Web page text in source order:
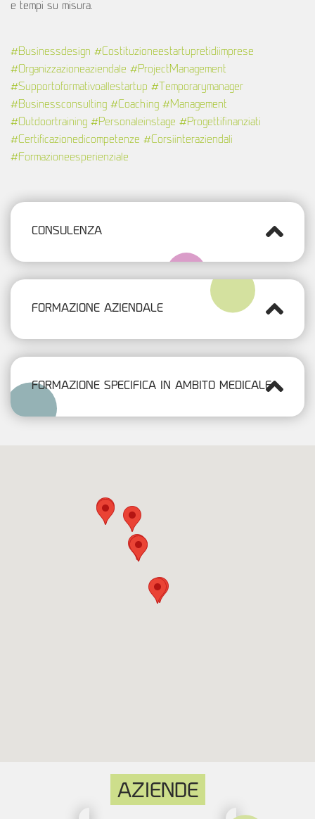
e tempi su misura.
#Businessdesign #Costituzioneestartupretidiimprese
#Organizzazioneaziendale #ProjectManagement
#Supportoformativoallestartup #Temporarymanager
#Businessconsulting #Coaching #Management
#Outdoortraining #Personaleinstage #Progettifinanziati
#Certificazionedicompetenze #Corsiinteraziendali
#Formazioneesperienziale
CONSULENZA
FORMAZIONE AZIENDALE
FORMAZIONE SPECIFICA IN AMBITO MEDICALE
AZIENDE